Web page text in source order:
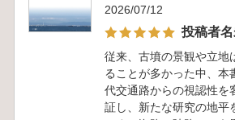
2026/07/12
投稿者
従来、古墳の景観や立地
ることが多かった中、本
代交通路からの視認性を
証し、新たな研究の地平